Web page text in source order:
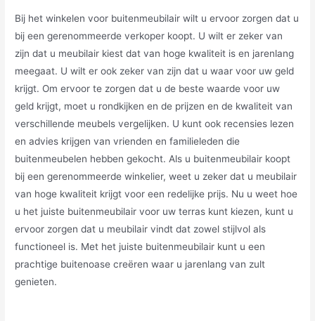
Bij het winkelen voor buitenmeubilair wilt u ervoor zorgen dat u
bij een gerenommeerde verkoper koopt. U wilt er zeker van
zijn dat u meubilair kiest dat van hoge kwaliteit is en jarenlang
meegaat. U wilt er ook zeker van zijn dat u waar voor uw geld
krijgt. Om ervoor te zorgen dat u de beste waarde voor uw
geld krijgt, moet u rondkijken en de prijzen en de kwaliteit van
verschillende meubels vergelijken. U kunt ook recensies lezen
en advies krijgen van vrienden en familieleden die
buitenmeubelen hebben gekocht. Als u buitenmeubilair koopt
bij een gerenommeerde winkelier, weet u zeker dat u meubilair
van hoge kwaliteit krijgt voor een redelijke prijs. Nu u weet hoe
u het juiste buitenmeubilair voor uw terras kunt kiezen, kunt u
ervoor zorgen dat u meubilair vindt dat zowel stijlvol als
functioneel is. Met het juiste buitenmeubilair kunt u een
prachtige buitenoase creëren waar u jarenlang van zult
genieten.